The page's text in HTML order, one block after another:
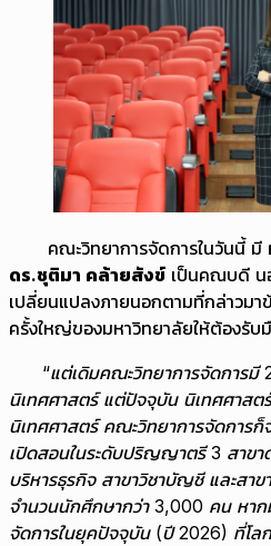
คณะวิทยาการจัดการในวันนี้ มี
ดร.ชุติมา คล้ายสังข์ เป็นคณบดี น
เปลี่ยนแปลงภายนอกตามที่กล่าวมา
ครั้งใหญ่ของมหาวิทยาลัยให้ต้องรับ
“แต่เดิมคณะวิทยาการจัดการมี
นิเทศศาสตร์ แต่ปัจจุบัน นิเทศศาสต
นิเทศศาสตร์ คณะวิทยาการจัดการก็
เปิดสอนในระดับปริญญาตรี 3 สาขา
บริหารธุรกิจ สาขาวิชาบัญชี และสา
จำนวนนักศึกษากว่า 3,000 คน หา
จัดการในยุคปัจจุบัน (ปี 2026) ที่โล